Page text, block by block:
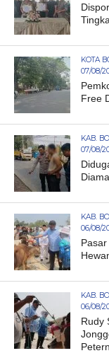
KOTA
07/08/
Free
KAB.
07/08/
KAB.
06/08/
KAB.
06/08/
Rudy